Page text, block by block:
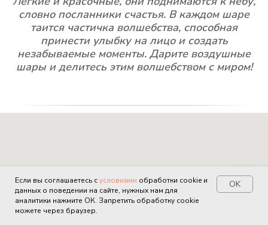
Если вы соглашаетесь сусловиями обработки cookie и
данных о поведении на сайте, нужных нам для
аналитики нажмите ОК. Запретить обработку cookie
можете через браузер.
OK
Свяжитесь с нами!
словно посланники счастья. В каждом шаре
таится частичка волшебства, способная
принести улыбку на лицо и создать
незабываемые моменты. Дарите воздушные
шары и делитесь этим волшебством с миром!